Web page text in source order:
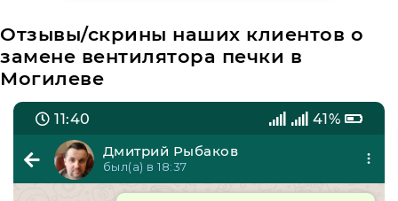
Отзывы/скрины наших клиентов о
замене вентилятора печки в
Могилеве
11:40
41%
Дмитрий Рыбаков
был(а) в 18:37